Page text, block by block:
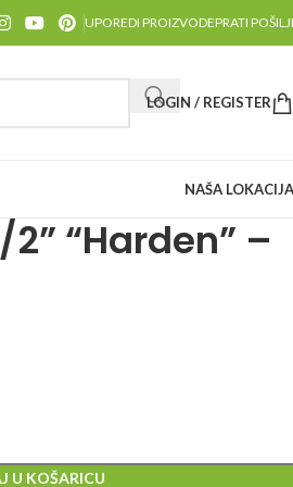
UPOREDI PROIZVODEPRATI
LOGIN / REGISTER
NAŠA LOKACIJA
“Harden” –
U KOŠARICU